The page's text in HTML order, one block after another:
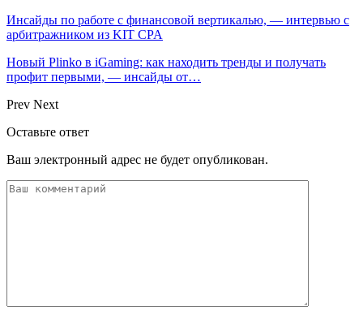
Инсайды по работе с финансовой вертикалью, — интервью с
арбитражником из KIT CPA
Новый Plinko в iGaming: как находить тренды и получать
профит первыми, — инсайды от…
Prev Next
Оставьте ответ
Ваш электронный адрес не будет опубликован.